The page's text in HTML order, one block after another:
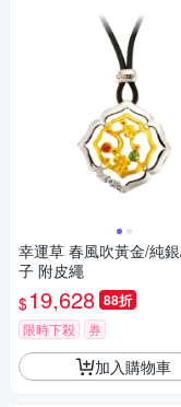
幸運草 春風吹黃金/純
子 附皮繩
$19,628 88折
限時下殺 券
加入購物車